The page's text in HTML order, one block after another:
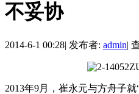
不妥协
2014-6-1 00:28| 发布者: admin|
2013年9月，崔永元与方舟子